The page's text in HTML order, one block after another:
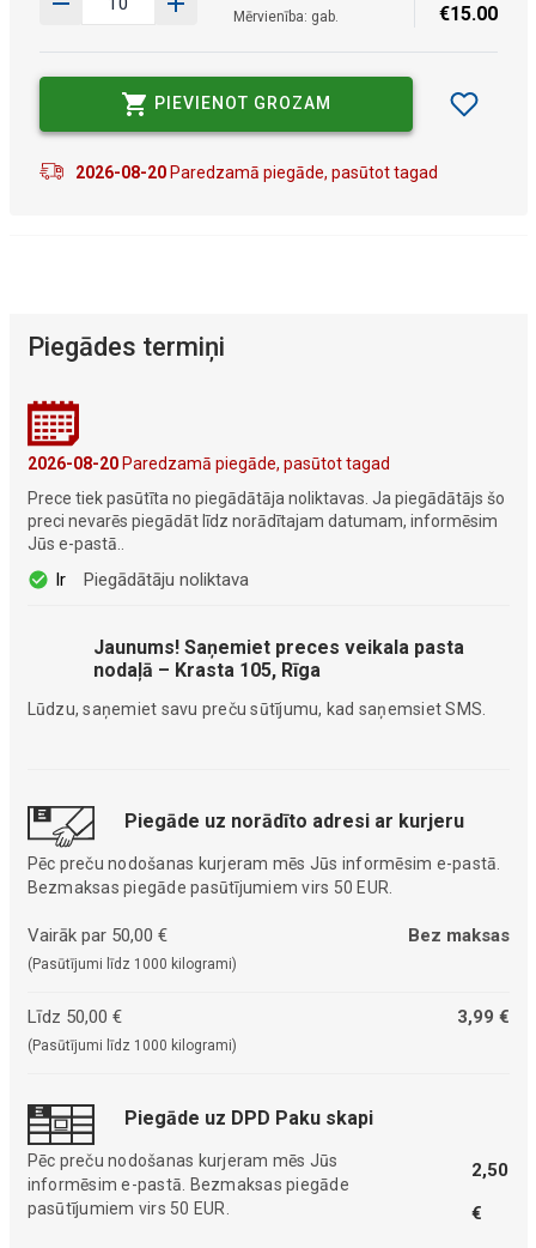
Mērvienība: gab.
€15.00
PIEVIENOT GROZAM
2026-08-20Paredzamā piegāde, pasūtot tagad
Piegādes termiņi
2026-08-20Paredzamā piegāde, pasūtot tagad
Prece tiek pasūtīta no piegādātāja noliktavas. Ja piegādātājs šo
preci nevarēs piegādāt līdz norādītajam datumam, informēsim
Jūs e-pastā..
Ir Piegādātāju noliktava
Jaunums! Saņemiet preces veikala pasta
nodaļā – Krasta 105, Rīga
Lūdzu, saņemiet savu preču sūtījumu, kad saņemsiet SMS.
Piegāde uz norādīto adresi ar kurjeru
Pēc preču nodošanas kurjeram mēs Jūs informēsim e-pastā.
Bezmaksas piegāde pasūtījumiem virs 50 EUR.
Vairāk par 50,00 €
(Pasūtījumi līdz 1000 kilogrami)
Bez maksas
Līdz 50,00 €
(Pasūtījumi līdz 1000 kilogrami)
3,99 €
Piegāde uz DPD Paku skapi
Pēc preču nodošanas kurjeram mēs Jūs
informēsim e-pastā. Bezmaksas piegāde
pasūtījumiem virs 50 EUR.
2,50
€